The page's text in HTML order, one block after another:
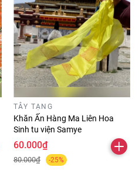
TÂY TẠNG
Khăn Ấn Hàng Ma Liên Hoa
Sinh tu viện Samye
60.000₫
80.000₫ -25%